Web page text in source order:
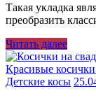
Такая укладка
преобразить
Читать далее
Красивые
Детские косы